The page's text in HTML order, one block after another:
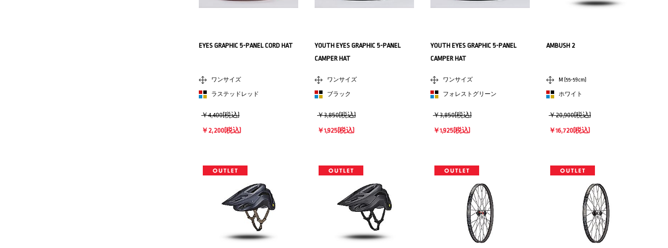
EYES GRAPHIC 5-PANEL CORD HAT
ワンサイズ
ラステッドレッド
￥4,400(税込)
￥2,200(税込)
YOUTH EYES GRAPHIC 5-PANEL
CAMPER HAT
ワンサイズ
ブラック
￥3,850(税込)
￥1,925(税込)
YOUTH EYES GRAPHIC 5-PANEL
CAMPER HAT
ワンサイズ
フォレストグリーン
￥3,850(税込)
￥1,925(税込)
AMBUSH 2
M (55-59cm)
ホワイト
￥20,900(税込)
￥16,720(税込)